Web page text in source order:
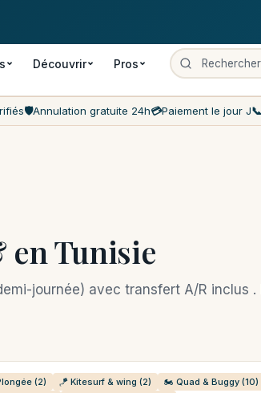
Découvrir Pros
🛡️Annulation gratuite 24h💳Paiement le jour J📞
en Tunisie
journée) avec transfert A/R inclus .
(2) 🪁 Kitesurf & wing (2) 🏍️ Quad & Buggy (10)